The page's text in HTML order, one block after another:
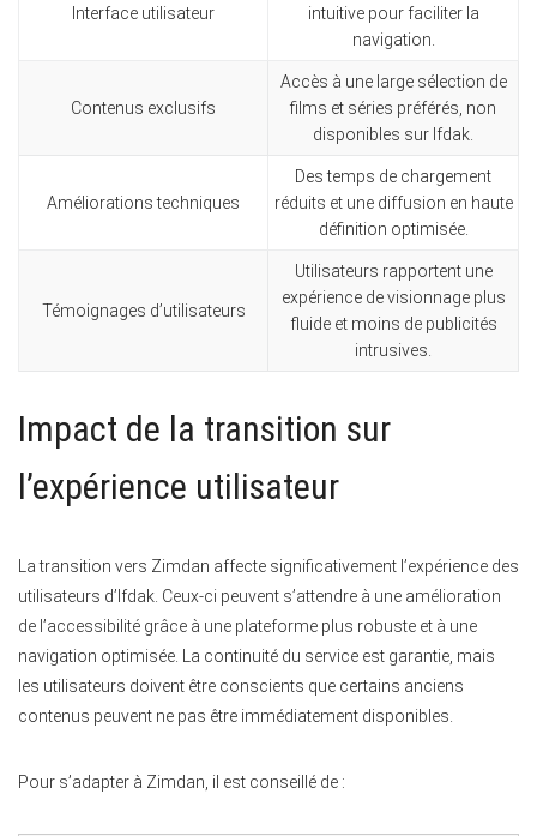
Interface utilisateur
intuitive pour faciliter la
navigation.
Contenus exclusifs
Accès à une large sélection de
films et séries préférés, non
disponibles sur Ifdak.
Améliorations techniques
Des temps de chargement
réduits et une diffusion en haute
définition optimisée.
Témoignages d’utilisateurs
Utilisateurs rapportent une
expérience de visionnage plus
fluide et moins de publicités
intrusives.
Impact de la transition sur
l’expérience utilisateur
La transition vers Zimdan affecte significativement l’expérience des
utilisateurs d’Ifdak. Ceux-ci peuvent s’attendre à une amélioration
de l’accessibilité grâce à une plateforme plus robuste et à une
navigation optimisée. La continuité du service est garantie, mais
les utilisateurs doivent être conscients que certains anciens
contenus peuvent ne pas être immédiatement disponibles.
Pour s’adapter à Zimdan, il est conseillé de :